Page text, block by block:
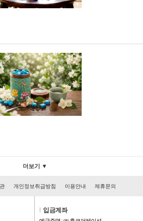
더보기 ▼
개인정보취급방침 이용안내 제휴문의
입금계좌